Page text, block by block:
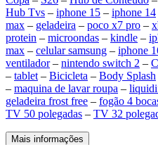
Hub Tvs – iphone 15 – iphone 14
max – geladeira – poco x7 pro –
protein – microondas – kindle –
max – celular samsung – iphone
ventilador– nintendo switch 2 –
– tablet – Bicicleta – Body Splash
– maquina de lavar roupa –
geladeira frost free – fogão 4
TV 50 polegadas – TV 32
Mais informações